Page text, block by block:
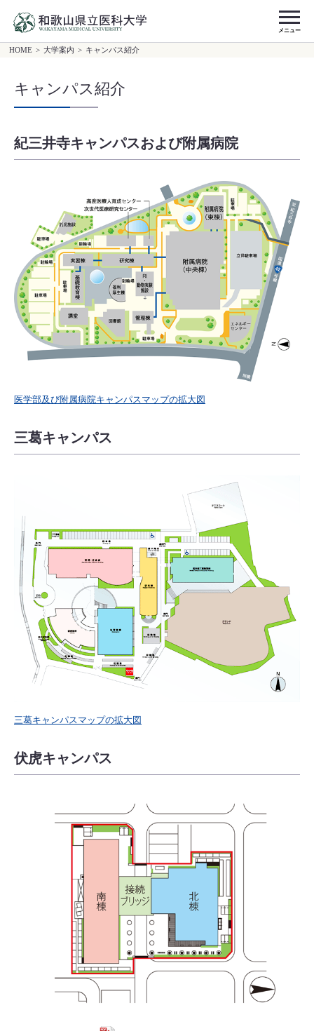
メニュー
HOME > 大学案内 > キャンパス紹介
キャンパス紹介
紀三井寺キャンパスおよび附属病院
医学部及び附属病院キャンパスマップの拡大図
三葛キャンパス
三葛キャンパスマップの拡大図
伏虎キャンパス